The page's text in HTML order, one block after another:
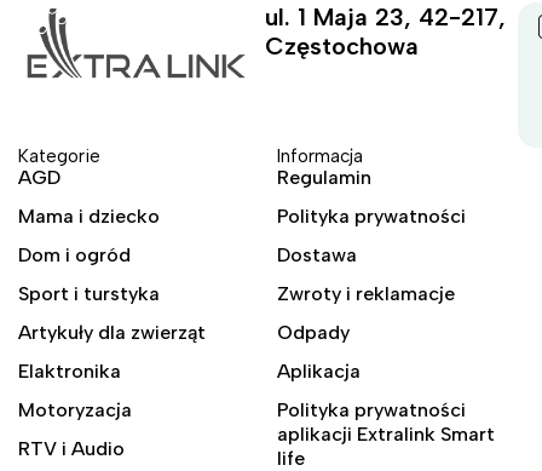
ul. 1 Maja 23, 42-217,
Częstochowa
Kategorie
AGD
Mama i dziecko
Dom i ogród
Sport i turstyka
Artykuły dla zwierząt
Elaktronika
Motoryzacja
RTV i Audio
Informacja
Regulamin
Polityka prywatności
Dostawa
Zwroty i reklamacje
Odpady
Aplikacja
Polityka prywatności
aplikacji Extralink Smart
life